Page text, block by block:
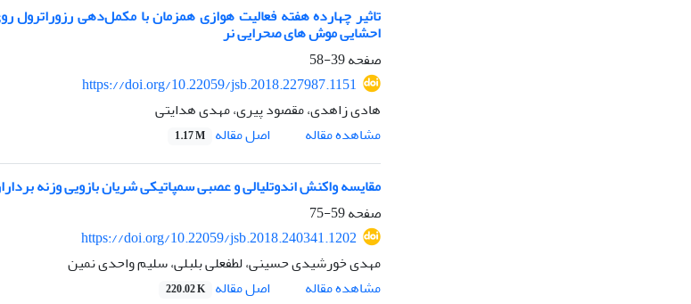
احشایی موش های صحرایی نر
صفحه39-58
https://doi.org/10.22059/jsb.2018.227987.1151
هادی زاهدی، مقصود پیری، مهدی هدایتی
مشاهده مقاله
اصل مقاله 1.17 M
مقایسه واکنش اندوتلیالی و عصبی سمپاتیکی شریان بازویی وزنه
صفحه59-75
https://doi.org/10.22059/jsb.2018.240341.1202
مهدی خورشیدی حسینی، لطفعلی بلبلی، سلیم واحدی نمین
مشاهده مقاله
اصل مقاله 220.02 K